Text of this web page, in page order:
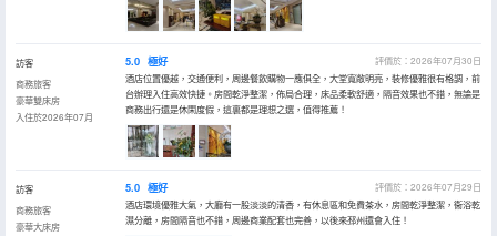
訪客
商務旅客
豪華雙床房
入住於2026年07月
5.0 極好
評價於：2026年07月30日
酒店位置優越，交通便利，周邊餐飲購物一應俱全，大堂寬敞明亮，裝修優雅很有格調，前
台辦理入住高效快捷。房間乾淨整潔，佈局合理，床品柔軟舒適，隔音效果也不錯，無論是
商務出行還是休閑度假，這裏都是理想之選，值得推薦！
訪客
商務旅客
豪華大床房
5.0 極好
評價於：2026年07月29日
酒店環境優雅大氣，大廳有一股淡淡的清香，有休息區和免費茶水，房間乾淨整潔，衞浴乾
濕分離，房間隔音也不錯，周邊商業配套也完善，以後來邳州還會入住！